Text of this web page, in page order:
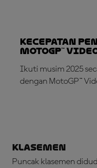
Kecepatan
MotoGP™
Ikuti musim 2025
dengan MotoGP™
Klasemen
Puncak klasemen